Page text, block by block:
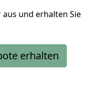
aus und erhalten Sie
erhalten